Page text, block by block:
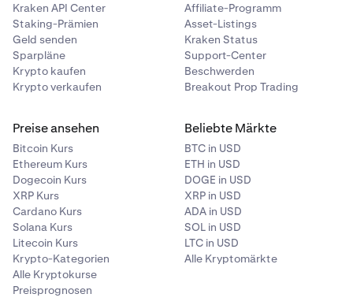
Kraken API Center
Staking-Prämien
Geld senden
Sparpläne
Krypto kaufen
Krypto verkaufen
Affiliate-Programm
Asset-Listings
Kraken Status
Support-Center
Beschwerden
Breakout Prop Trading
Preise ansehen
Bitcoin Kurs
Ethereum Kurs
Dogecoin Kurs
XRP Kurs
Cardano Kurs
Solana Kurs
Litecoin Kurs
Krypto-Kategorien
Alle Kryptokurse
Preisprognosen
Beliebte Märkte
BTC in USD
ETH in USD
DOGE in USD
XRP in USD
ADA in USD
SOL in USD
LTC in USD
Alle Kryptomärkte